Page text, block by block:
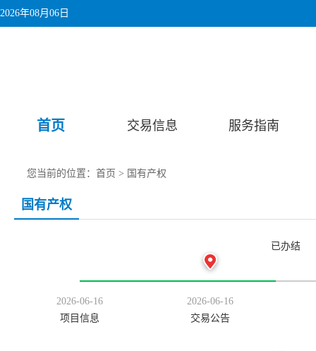
2026年08月06日
首页 交易信息 服务指南
您当前的位置： 首页 > 国有产权
国有产权
已办结
2026-06-16
项目信息
2026-06-16
交易公告